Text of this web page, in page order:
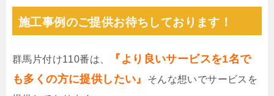
施工事例のご提供お待ちしております！
群馬片付け110番は、
『より良いサービスを1名で
も多くの方に提供したい』
そんな想いでサービスを